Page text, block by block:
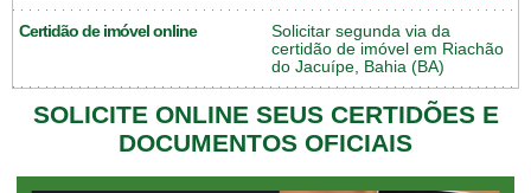
Certidão de imóvel online
Solicitar segunda via da
certidão de imóvel em Riachão
do Jacuípe, Bahia (BA)
SOLICITE ONLINE SEUS CERTIDÕES E
DOCUMENTOS OFICIAIS